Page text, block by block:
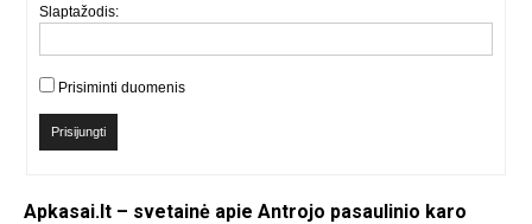
Slaptažodis:
Prisiminti duomenis
Prisijungti
Apkasai.lt – svetainė apie Antrojo pasaulinio karo